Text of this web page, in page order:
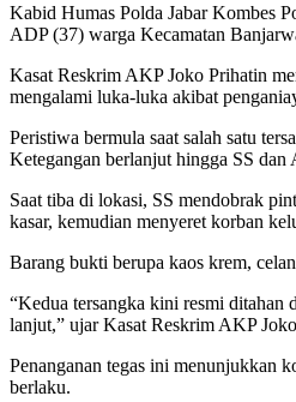
Kabid Humas Polda Jabar Kombes
ADP (37) warga Kecamatan
Kasat Reskrim AKP Joko Prihatin
mengalami luka-luka akibat
Peristiwa bermula saat salah satu
Ketegangan berlanjut hingga SS dan
Saat tiba di lokasi, SS mendobrak
kasar, kemudian menyeret korban
Barang bukti berupa kaos krem,
“Kedua tersangka kini resmi ditahan
lanjut,” ujar Kasat Reskrim AKP
Penanganan tegas ini menunjukkan
berlaku.